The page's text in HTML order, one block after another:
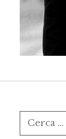
Ricerca
per: